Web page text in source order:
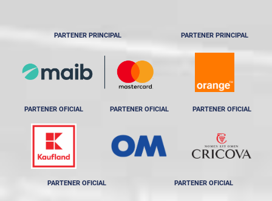
PARTENER PRINCIPAL PARTENER PRINCIPAL
PARTENER OFICIAL PARTENER OFICIAL PARTENER OFICIAL
PARTENER OFICIAL PARTENER OFICIAL